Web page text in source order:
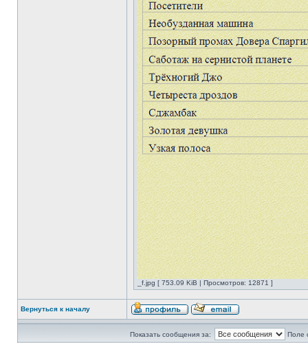
_f.jpg [ 753.09 KiB | Просмотров: 12871 ]
Вернуться к началу
Показать сообщения за: Поле